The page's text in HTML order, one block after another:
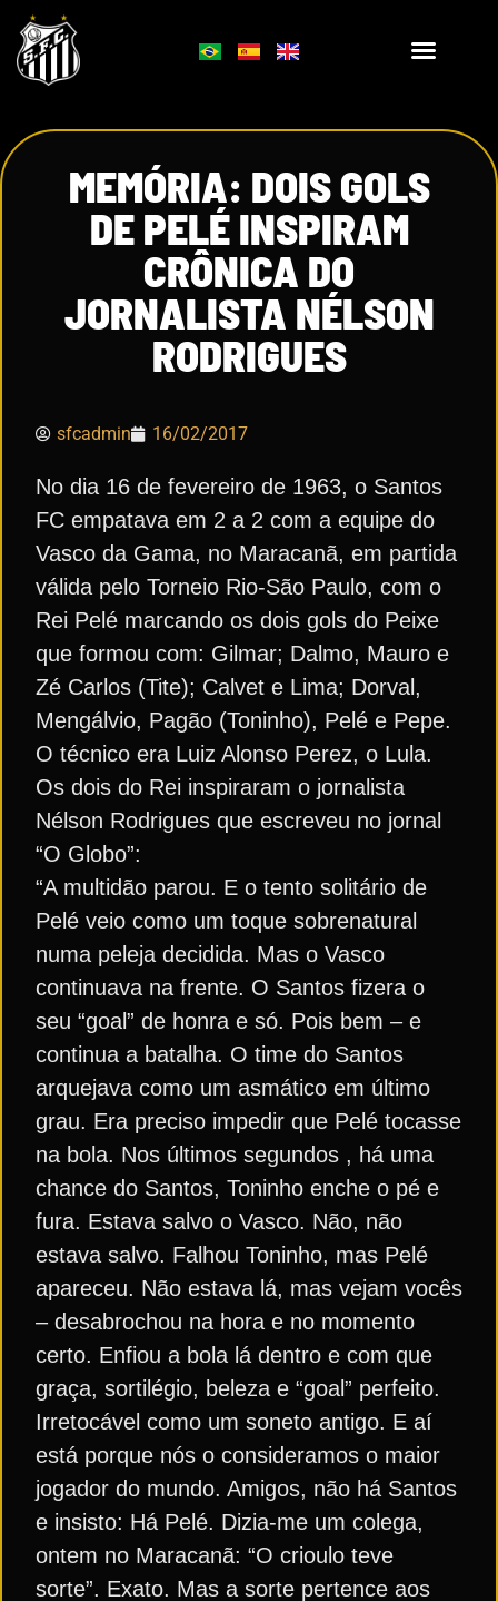
MEMÓRIA: DOIS GOLS
DE PELÉ INSPIRAM
CRÔNICA DO
JORNALISTA NÉLSON
RODRIGUES
sfcadmin 16/02/2017
No dia 16 de fevereiro de 1963, o Santos
FC empatava em 2 a 2 com a equipe do
Vasco da Gama, no Maracanã, em partida
válida pelo Torneio Rio-São Paulo, com o
Rei Pelé marcando os dois gols do Peixe
que formou com: Gilmar; Dalmo, Mauro e
Zé Carlos (Tite); Calvet e Lima; Dorval,
Mengálvio, Pagão (Toninho), Pelé e Pepe.
O técnico era Luiz Alonso Perez, o Lula.
Os dois do Rei inspiraram o jornalista
Nélson Rodrigues que escreveu no jornal
“O Globo”:
“A multidão parou. E o tento solitário de
Pelé veio como um toque sobrenatural
numa peleja decidida. Mas o Vasco
continuava na frente. O Santos fizera o
seu “goal” de honra e só. Pois bem – e
continua a batalha. O time do Santos
arquejava como um asmático em último
grau. Era preciso impedir que Pelé tocasse
na bola. Nos últimos segundos , há uma
chance do Santos, Toninho enche o pé e
fura. Estava salvo o Vasco. Não, não
estava salvo. Falhou Toninho, mas Pelé
apareceu. Não estava lá, mas vejam vocês
– desabrochou na hora e no momento
certo. Enfiou a bola lá dentro e com que
graça, sortilégio, beleza e “goal” perfeito.
Irretocável como um soneto antigo. E aí
está porque nós o consideramos o maior
jogador do mundo. Amigos, não há Santos
e insisto: Há Pelé. Dizia-me um colega,
ontem no Maracanã: “O crioulo teve
sorte”. Exato. Mas a sorte pertence aos